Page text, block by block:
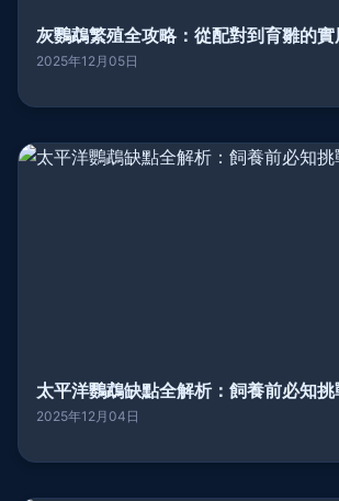
灰鸚鵡繁殖全攻略：從配對到育雛的
2025年12月05日
太平洋鸚鵡缺點全解析：飼養前必知
2025年12月04日